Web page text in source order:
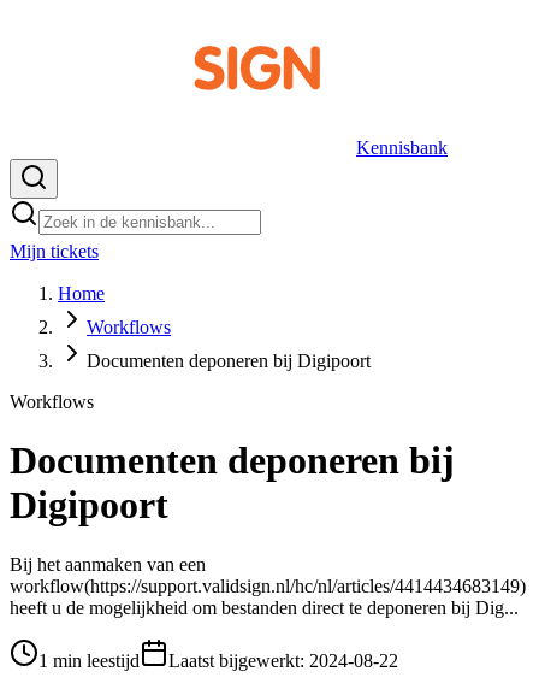
Kennisbank
Mijn tickets
Home
Workflows
Documenten deponeren bij Digipoort
Workflows
Documenten deponeren bij
Digipoort
Bij het aanmaken van een
workflow(https://support.validsign.nl/hc/nl/articles/4414434683149)
heeft u de mogelijkheid om bestanden direct te deponeren bij Dig...
1 min leestijd Laatst bijgewerkt: 2024-08-22